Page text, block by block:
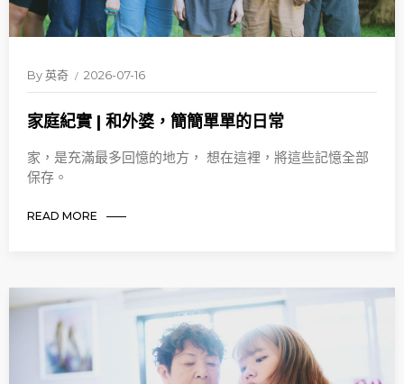
By英奇 2026-07-16
家庭紀實 | 和外婆，簡簡單單的日常
家，是充滿最多回憶的地方， 想在這裡，將這些記憶全部
保存。
READ MORE